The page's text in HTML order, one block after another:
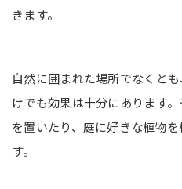
きます。
自然に囲まれた場所でなくと
けでも効果は十分にあります
を置いたり、庭に好きな植物
す。